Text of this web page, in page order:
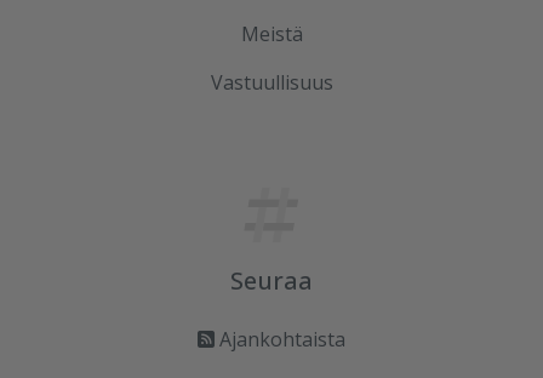
Meistä
Vastuullisuus
Seuraa
Ajankohtaista